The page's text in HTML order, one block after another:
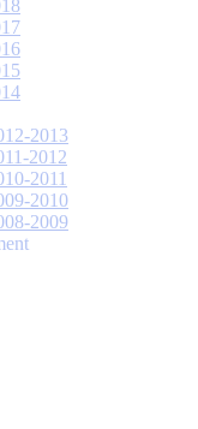
2013
2012
2011
2010
2009